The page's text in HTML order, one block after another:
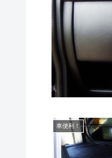
車便利！